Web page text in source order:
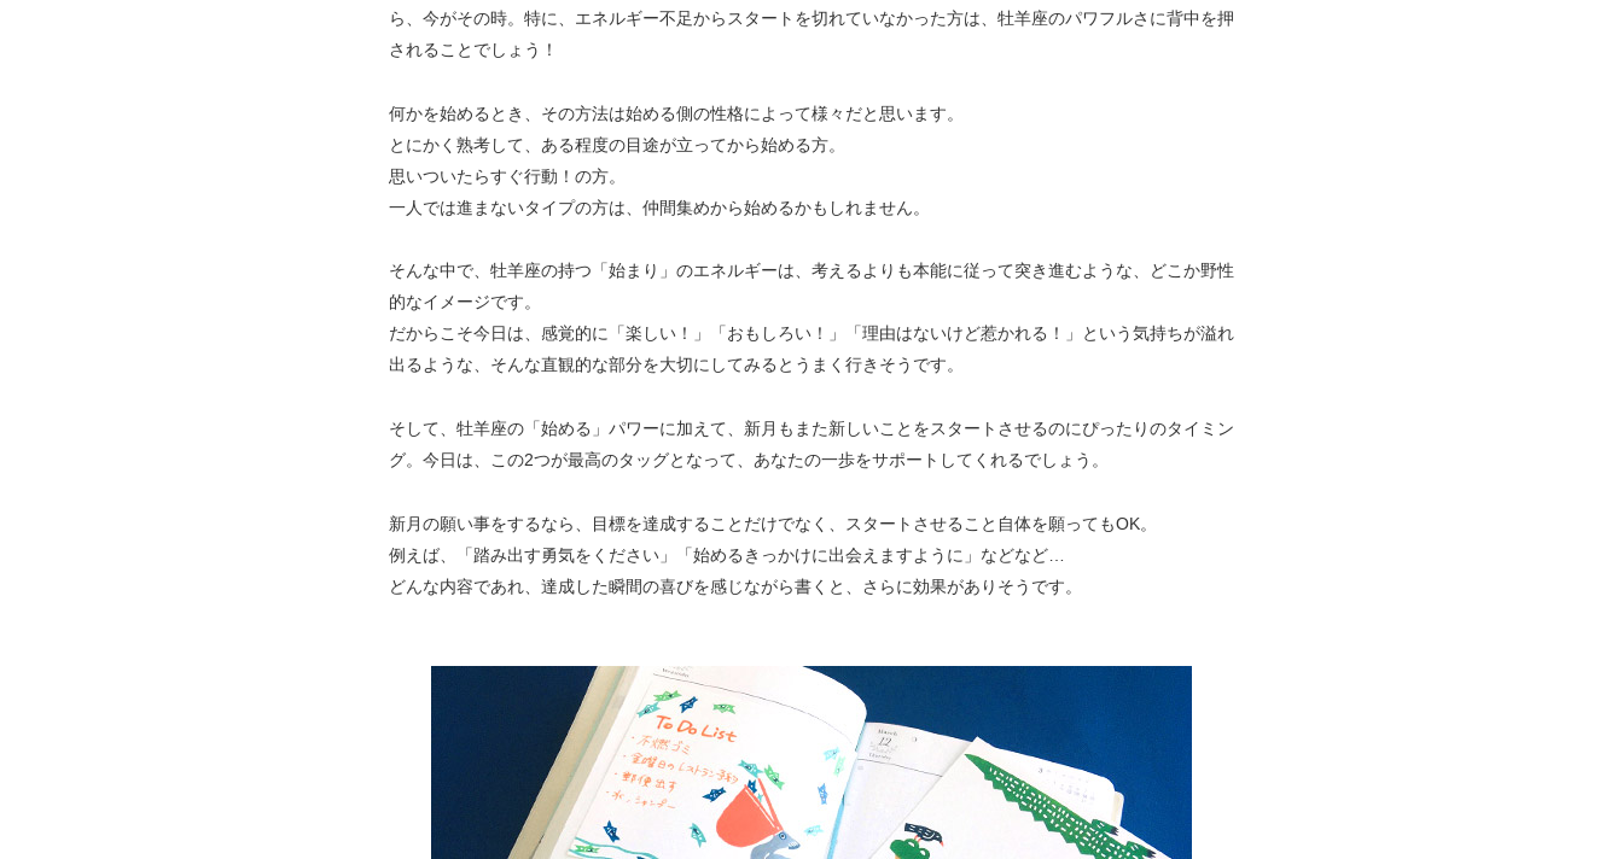
ら、今がその時。特に、エネルギー不足からスタートを切れていなかった方は、牡羊座のパワフルさに背中を押
されることでしょう！
何かを始めるとき、その方法は始める側の性格によって様々だと思います。
とにかく熟考して、ある程度の目途が立ってから始める方。
思いついたらすぐ行動！の方。
一人では進まないタイプの方は、仲間集めから始めるかもしれません。
そんな中で、牡羊座の持つ「始まり」のエネルギーは、考えるよりも本能に従って突き進むような、どこか野性
的なイメージです。
だからこそ今日は、感覚的に「楽しい！」「おもしろい！」「理由はないけど惹かれる！」という気持ちが溢れ
出るような、そんな直観的な部分を大切にしてみるとうまく行きそうです。
そして、牡羊座の「始める」パワーに加えて、新月もまた新しいことをスタートさせるのにぴったりのタイミン
グ。今日は、この2つが最高のタッグとなって、あなたの一歩をサポートしてくれるでしょう。
新月の願い事をするなら、目標を達成することだけでなく、スタートさせること自体を願ってもOK。
例えば、「踏み出す勇気をください」「始めるきっかけに出会えますように」などなど…
どんな内容であれ、達成した瞬間の喜びを感じながら書くと、さらに効果がありそうです。